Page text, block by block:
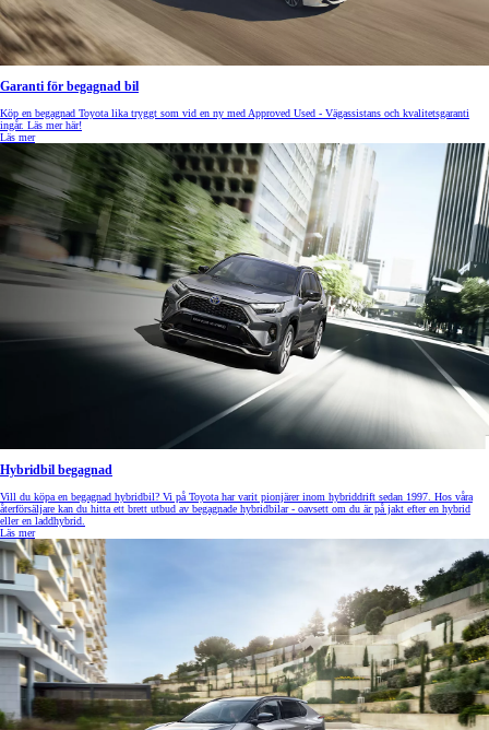
Garanti för begagnad bil
Köp en begagnad Toyota lika tryggt som vid en ny med Approved Used - Vägassistans och kvalitetsgaranti
ingår. Läs mer här!
Läs mer
Hybridbil begagnad
Vill du köpa en begagnad hybridbil? Vi på Toyota har varit pionjärer inom hybriddrift sedan 1997. Hos våra
återförsäljare kan du hitta ett brett utbud av begagnade hybridbilar - oavsett om du är på jakt efter en hybrid
eller en laddhybrid.
Läs mer